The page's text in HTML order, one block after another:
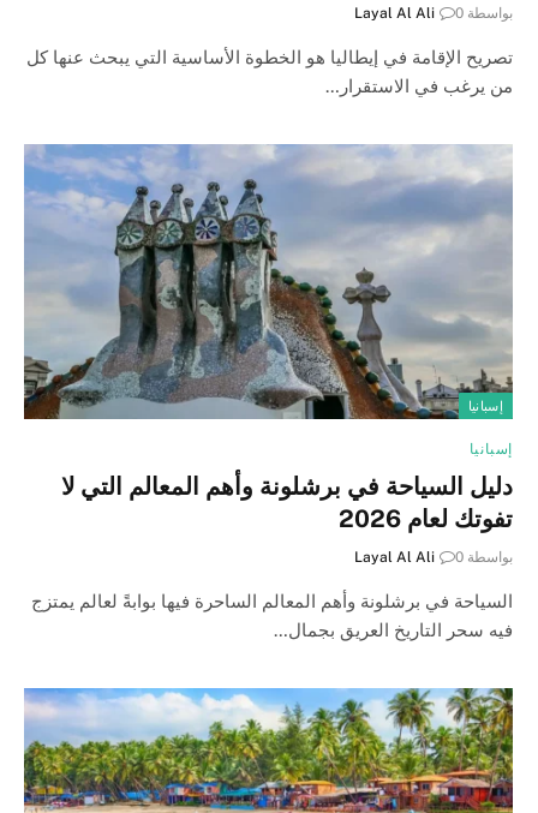
بواسطة Layal Al Ali 0
تصريح الإقامة في إيطاليا هو الخطوة الأساسية التي يبحث عنها كل
من يرغب في الاستقرار…
إسبانيا
إسبانيا
دليل السياحة في برشلونة وأهم المعالم التي لا
تفوتك لعام 2026
بواسطة Layal Al Ali 0
السياحة في برشلونة وأهم المعالم الساحرة فيها بوابةً لعالم يمتزج
فيه سحر التاريخ العريق بجمال…